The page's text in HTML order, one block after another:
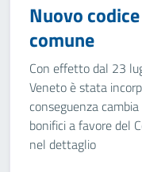
Nuovo
comune
Con effetto dal 23
Veneto è stata
conseguenza
bonifici a favore del
nel dettaglio